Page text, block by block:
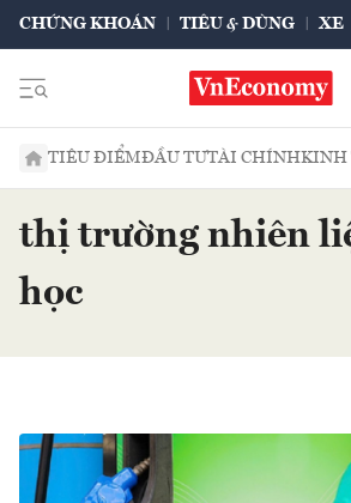
CHỨNG KHOÁN TIÊU & DÙNG XE
TIÊU ĐIỂMĐẦU TƯTÀI CHÍNHKINH
thị trường nhiên
học